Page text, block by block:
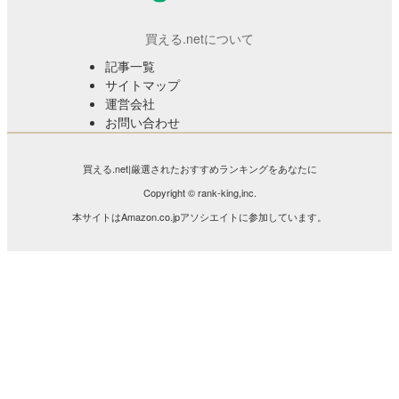
買える.netについて
記事一覧
サイトマップ
運営会社
お問い合わせ
買える.net|厳選されたおすすめランキングをあなたに
Copyright © rank-king,inc.
本サイトはAmazon.co.jpアソシエイトに参加しています。